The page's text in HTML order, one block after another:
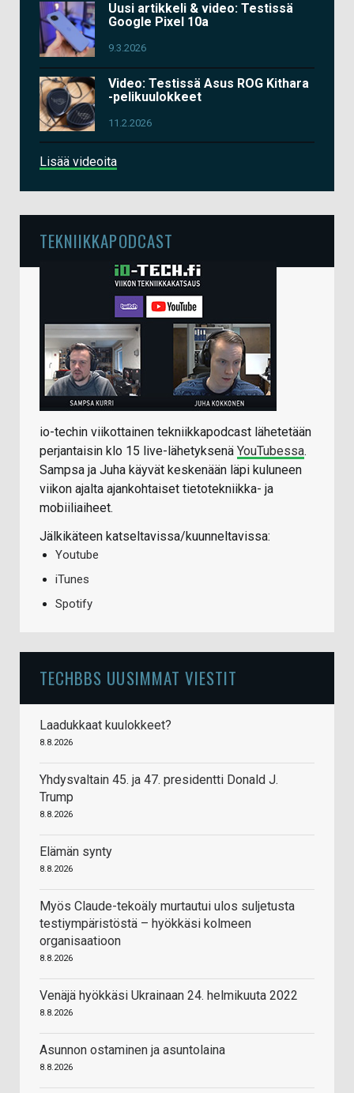
Uusi artikkeli & video: Testissä
Google Pixel 10a
9.3.2026
Video: Testissä Asus ROG Kithara
-pelikuulokkeet
11.2.2026
Lisää videoita
TEKNIIKKAPODCAST
io-techin viikottainen tekniikkapodcast lähetetään
perjantaisin klo 15 live-lähetyksenä YouTubessa.
Sampsa ja Juha käyvät keskenään läpi kuluneen
viikon ajalta ajankohtaiset tietotekniikka- ja
mobiiliaiheet.
Jälkikäteen katseltavissa/kuunneltavissa:
Youtube
iTunes
Spotify
TECHBBS UUSIMMAT VIESTIT
Laadukkaat kuulokkeet?
8.8.2026
Yhdysvaltain 45. ja 47. presidentti Donald J.
Trump
8.8.2026
Elämän synty
8.8.2026
Myös Claude-tekoäly murtautui ulos suljetusta
testiympäristöstä – hyökkäsi kolmeen
organisaatioon
8.8.2026
Venäjä hyökkäsi Ukrainaan 24. helmikuuta 2022
8.8.2026
Asunnon ostaminen ja asuntolaina
8.8.2026